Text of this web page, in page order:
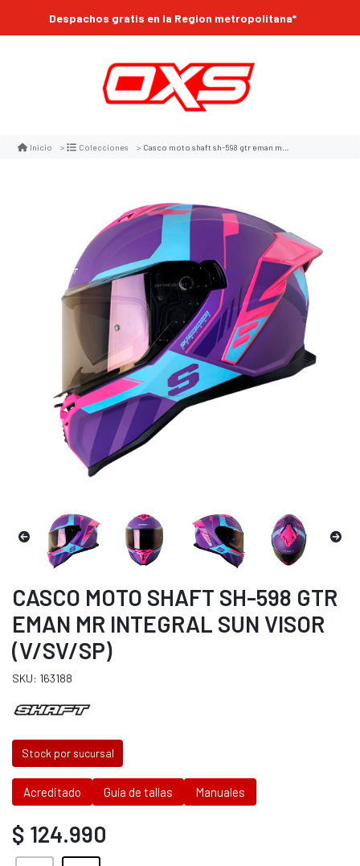
Despachos gratis en la Region metropolitana*
Inicio Colecciones Casco moto shaft sh-598 gtr eman mr integral sun visor (v/sv/sp)
CASCO MOTO SHAFT SH-598 GTR
EMAN MR INTEGRAL SUN VISOR
(V/SV/SP)
SKU: 163188
Stock por sucursal
Acreditado Guía de tallas Manuales
$ 124.990